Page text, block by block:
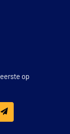
op